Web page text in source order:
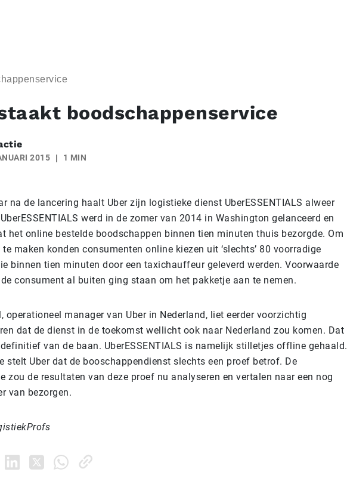
boodschappenservice
2015 1 MIN
na de lancering haalt Uber zijn logistieke dienst UberESSENTIALS alweer
werd in de zomer van 2014 in Washington gelanceerd en
het online bestelde boodschappen binnen tien minuten thuis bezorgde. Om
maken konden consumenten online kiezen uit ‘slechts’ 80 voorradige
binnen tien minuten door een taxichauffeur geleverd werden. Voorwaarde
consument al buiten ging staan om het pakketje aan te nemen.
operationeel manager van Uber in Nederland, liet eerder voorzichtig
dat de dienst in de toekomst wellicht ook naar Nederland zou komen. Dat
van de baan. UberESSENTIALS is namelijk stilletjes offline gehaald.
stelt Uber dat de booschappendienst slechts een proef betrof. De
zou de resultaten van deze proef nu analyseren en vertalen naar een nog
van bezorgen.